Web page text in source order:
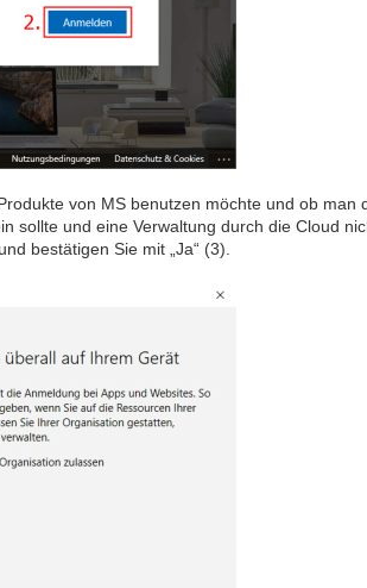
von MS benutzen möchte und ob man
sollte und eine Verwaltung durch die Cloud
bestätigen Sie mit „Ja“ (3).